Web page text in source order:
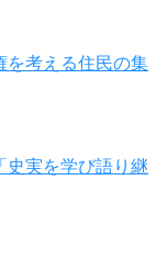
考える住民の集
実を学び語り継